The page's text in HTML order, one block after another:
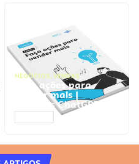
NEGÓCIOS, VENDAS
Faça ações para
vender mais |
Prompts ChatGPT